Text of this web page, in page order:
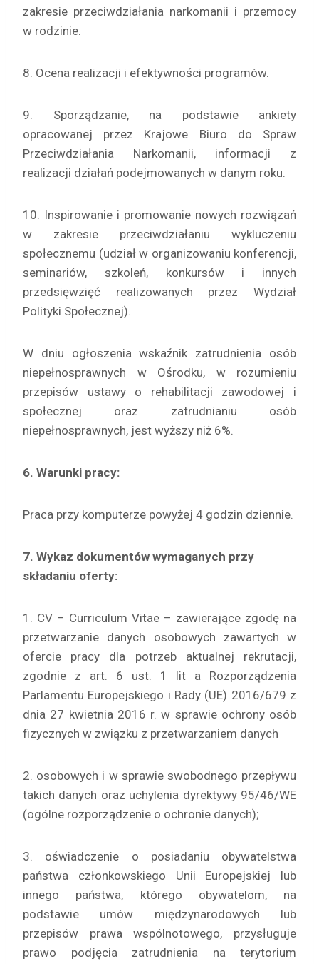
zakresie przeciwdziałania narkomanii i przemocy
w rodzinie.
8. Ocena realizacji i efektywności programów.
9. Sporządzanie, na podstawie ankiety
opracowanej przez Krajowe Biuro do Spraw
Przeciwdziałania Narkomanii, informacji z
realizacji działań podejmowanych w danym roku.
10. Inspirowanie i promowanie nowych rozwiązań
w zakresie przeciwdziałaniu wykluczeniu
społecznemu (udział w organizowaniu konferencji,
seminariów, szkoleń, konkursów i innych
przedsięwzięć realizowanych przez Wydział
Polityki Społecznej).
W dniu ogłoszenia wskaźnik zatrudnienia osób
niepełnosprawnych w Ośrodku, w rozumieniu
przepisów ustawy o rehabilitacji zawodowej i
społecznej oraz zatrudnianiu osób
niepełnosprawnych, jest wyższy niż 6%.
6. Warunki pracy:
Praca przy komputerze powyżej 4 godzin dziennie.
7. Wykaz dokumentów wymaganych przy
składaniu oferty:
1. CV – Curriculum Vitae – zawierające zgodę na
przetwarzanie danych osobowych zawartych w
ofercie pracy dla potrzeb aktualnej rekrutacji,
zgodnie z art. 6 ust. 1 lit a Rozporządzenia
Parlamentu Europejskiego i Rady (UE) 2016/679 z
dnia 27 kwietnia 2016 r. w sprawie ochrony osób
fizycznych w związku z przetwarzaniem danych
2. osobowych i w sprawie swobodnego przepływu
takich danych oraz uchylenia dyrektywy 95/46/WE
(ogólne rozporządzenie o ochronie danych);
3. oświadczenie o posiadaniu obywatelstwa
państwa członkowskiego Unii Europejskiej lub
innego państwa, którego obywatelom, na
podstawie umów międzynarodowych lub
przepisów prawa wspólnotowego, przysługuje
prawo podjęcia zatrudnienia na terytorium